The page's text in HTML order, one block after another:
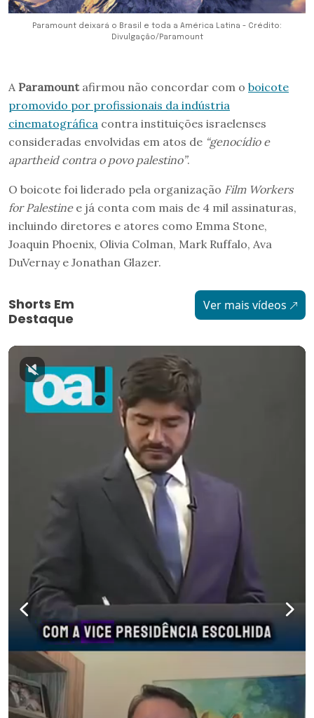
Paramount deixará o Brasil e toda a América Latina - Crédito:
Divulgação/Paramount
A Paramountafirmou não concordar com o boicote
promovido por profissionais da indústria
cinematográfica contra instituições israelenses
consideradas envolvidas em atos de “genocídio e
apartheid contra o povo palestino”.
O boicote foi liderado pela organização Film Workers
for Palestinee já conta com mais de 4 mil assinaturas,
incluindo diretores e atores como Emma Stone,
Joaquin Phoenix, Olivia Colman, Mark Ruffalo, Ava
DuVernay e Jonathan Glazer.
Shorts Em
Destaque
Ver mais vídeos